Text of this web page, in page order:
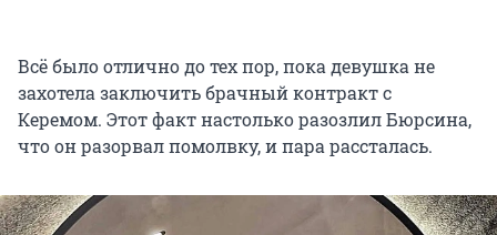
Всё было отлично до тех пор, пока девушка не
захотела заключить брачный контракт с
Керемом. Этот факт настолько разозлил Бюрсина,
что он разорвал помолвку, и пара рассталась.